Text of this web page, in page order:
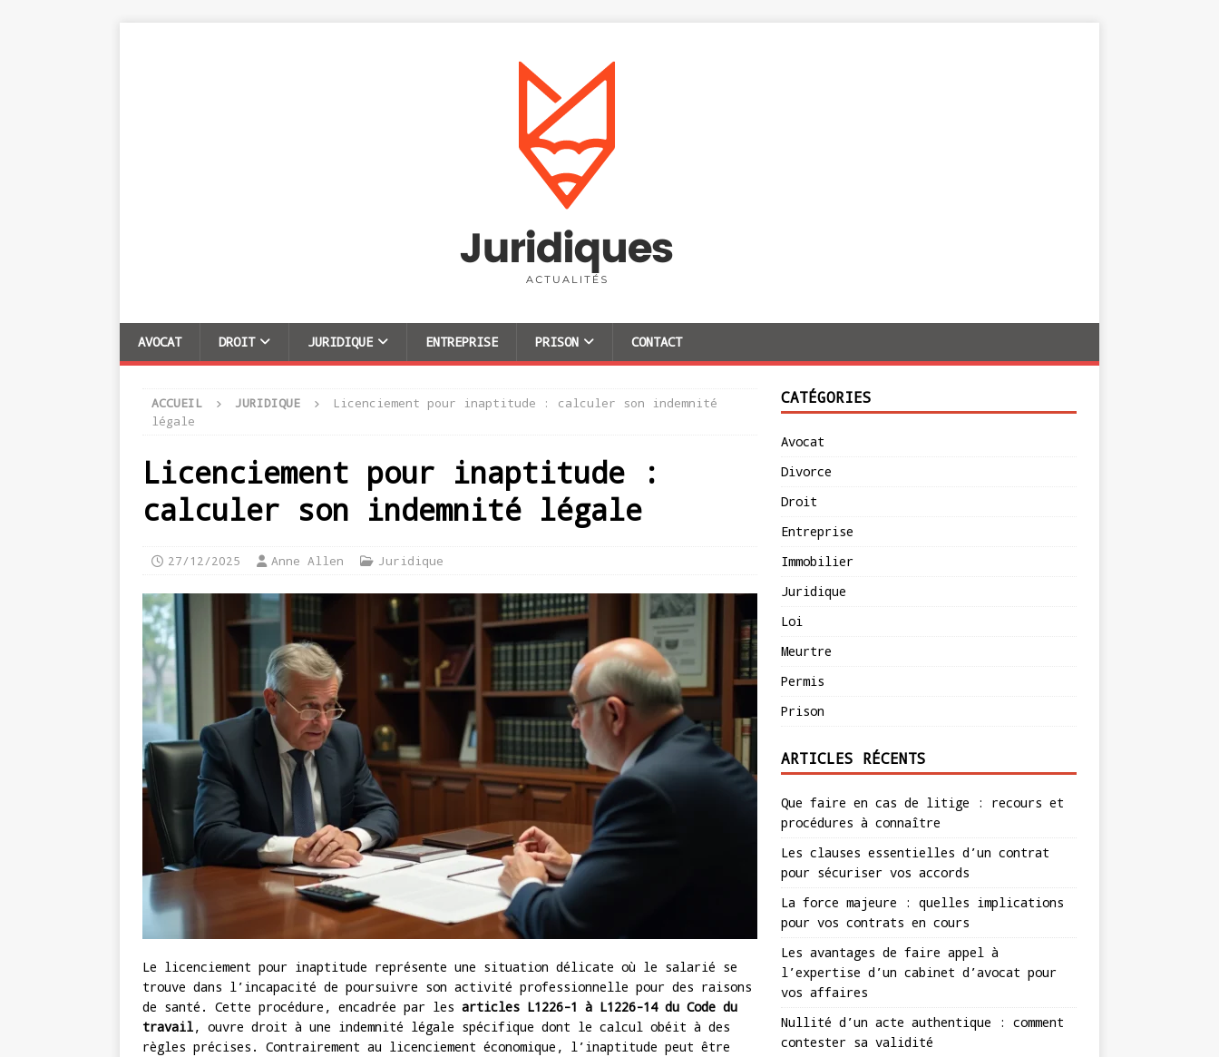
AVOCAT DROIT JURIDIQUE ENTREPRISE PRISON CONTACT
ACCUEIL JURIDIQUE
Licenciement pour inaptitude : calculer son indemnité
légale
Licenciement pour inaptitude :
calculer son indemnité légale
27/12/2025 Anne Allen Juridique
Le licenciement pour inaptitude représente une situation délicate où le salarié se
trouve dans l’incapacité de poursuivre son activité professionnelle pour des raisons
de santé. Cette procédure, encadrée par les articles L1226-1 à L1226-14 du Code du
travail, ouvre droit à une indemnité légale spécifique dont le calcul obéit à des
règles précises. Contrairement au licenciement économique, l’inaptitude peut être
CATÉGORIES
Avocat
Divorce
Droit
Entreprise
Immobilier
Juridique
Loi
Meurtre
Permis
Prison
ARTICLES RÉCENTS
Que faire en cas de litige : recours et
procédures à connaître
Les clauses essentielles d’un contrat
pour sécuriser vos accords
La force majeure : quelles implications
pour vos contrats en cours
Les avantages de faire appel à
l’expertise d’un cabinet d’avocat pour
vos affaires
Nullité d’un acte authentique : comment
contester sa validité